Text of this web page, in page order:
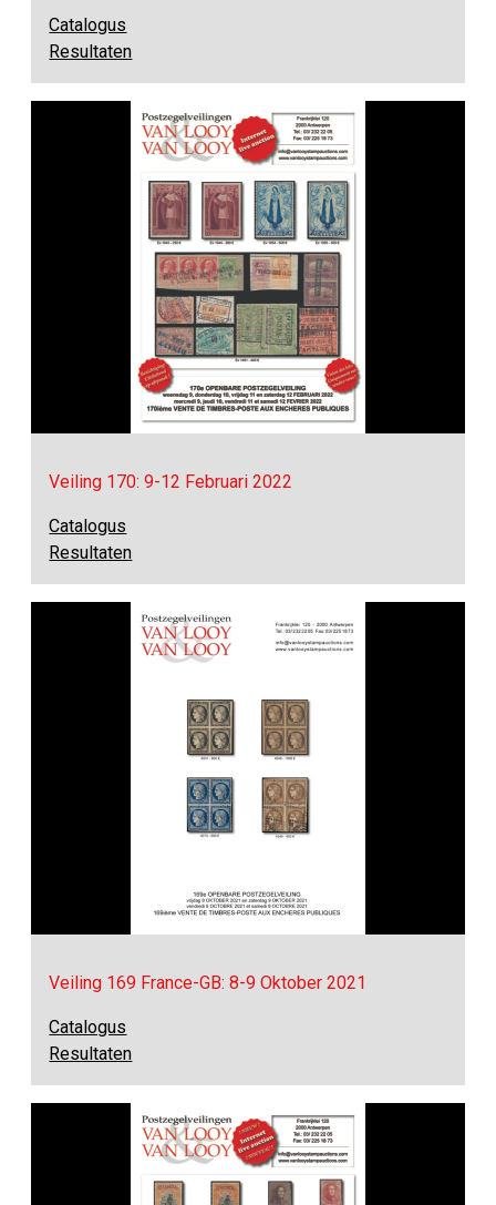
Catalogus
Resultaten
Veiling 170: 9-12 Februari 2022
Catalogus
Resultaten
Veiling 169 France-GB: 8-9 Oktober 2021
Catalogus
Resultaten